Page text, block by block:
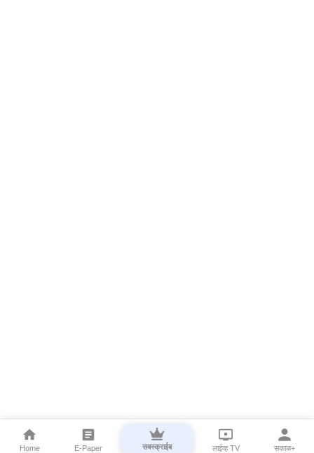
Home E-Paper सबस्क्राईब लाईव्ह TV सकाळ+